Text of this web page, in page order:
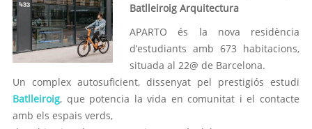
Batlleiroig Arquitectura
APARTO és la nova residència
d’estudiants amb 673 habitacions,
situada al 22@ de Barcelona.
Un complex autosuficient, dissenyat pel prestigiós estudi
Batlleiroig, que potencia la vida en comunitat i el contacte
amb els espais verds,